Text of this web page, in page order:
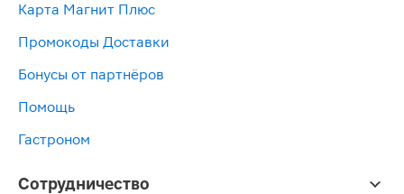
Карта Магнит Плюс
Промокоды Доставки
Бонусы от партнёров
Помощь
Гастроном
Сотрудничество